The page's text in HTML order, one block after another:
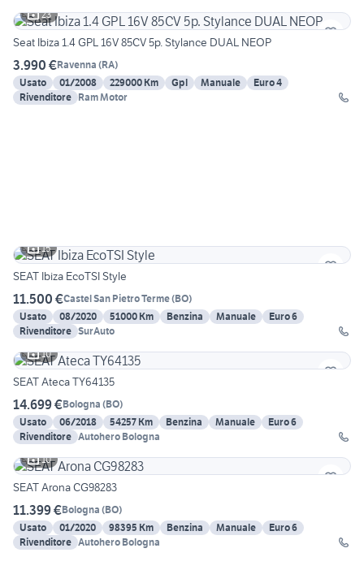
23
Seat Ibiza 1.4 GPL 16V 85CV 5p. Stylance DUAL NEOP
3.990 €Ravenna (RA)
Usato
01/2008 229000 Km Gpl Manuale
Euro 4
Rivenditore Ram Motor
15
SEAT Ibiza EcoTSI Style
11.500 €Castel San Pietro Terme(BO)
Usato
08/2020 51000 Km Benzina Manuale
Euro 6
Rivenditore SurAuto
10
SEAT Ateca TY64135
14.699 €Bologna (BO)
Usato
06/2018 54257 Km Benzina Manuale
Euro 6
Rivenditore Autohero Bologna
10
SEAT Arona CG98283
11.399 €Bologna (BO)
Usato
01/2020 98395 Km Benzina Manuale
Euro 6
Rivenditore Autohero Bologna